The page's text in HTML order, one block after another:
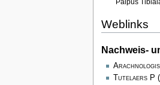
Weblinks
Nachweis-
Tutelaers P